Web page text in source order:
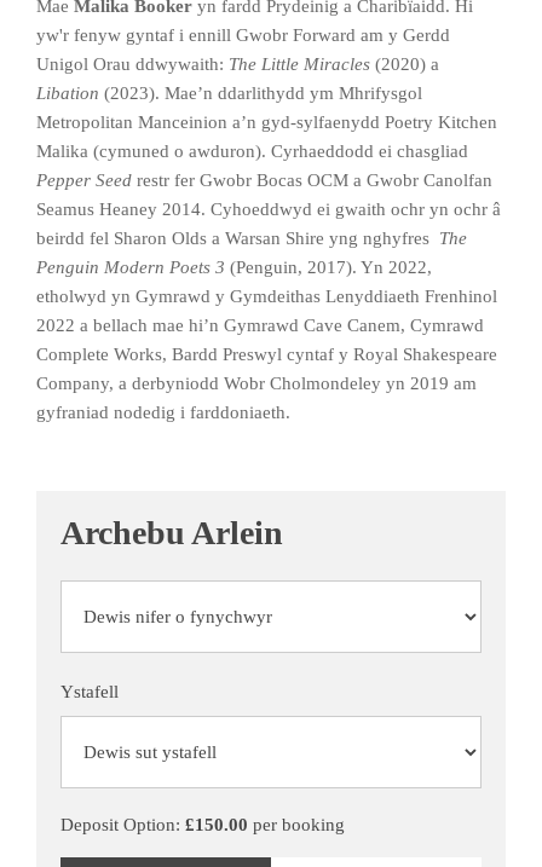
Mae Malika Booker yn fardd Prydeinig a Charibïaidd. Hi
yw'r fenyw gyntaf i ennill Gwobr Forward am y Gerdd
Unigol Orau ddwywaith: The Little Miracles (2020) a
Libation (2023). Mae’n ddarlithydd ym Mhrifysgol
Metropolitan Manceinion a’n gyd-sylfaenydd Poetry Kitchen
Malika (cymuned o awduron). Cyrhaeddodd ei chasgliad
Pepper Seed restr fer Gwobr Bocas OCM a Gwobr Canolfan
Seamus Heaney 2014. Cyhoeddwyd ei gwaith ochr yn ochr â
beirdd fel Sharon Olds a Warsan Shire yng nghyfres The
Penguin Modern Poets 3 (Penguin, 2017). Yn 2022,
etholwyd yn Gymrawd y Gymdeithas Lenyddiaeth Frenhinol
2022 a bellach mae hi’n Gymrawd Cave Canem, Cymrawd
Complete Works, Bardd Preswyl cyntaf y Royal Shakespeare
Company, a derbyniodd Wobr Cholmondeley yn 2019 am
gyfraniad nodedig i farddoniaeth.
Archebu Arlein
Ystafell
Deposit Option: £150.00 per booking